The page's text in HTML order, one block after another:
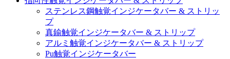
ステンレス鋼触覚インジケータバー & ストリッ
プ
真鍮触覚インジケータバー & ストリップ
アルミ触覚インジケータバー & ストリップ
Pu触覚インジケータバー